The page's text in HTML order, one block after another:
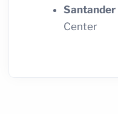
Santander
Center